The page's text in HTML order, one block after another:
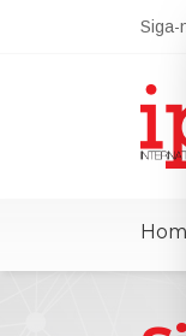
Siga-